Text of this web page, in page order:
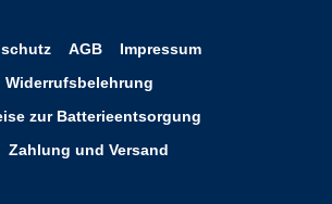
AGB
Impressum
Widerrufsbelehrung
zur Batterieentsorgung
Zahlung und Versand